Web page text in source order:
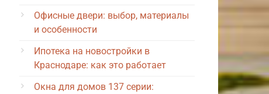
Офисные двери: выбор, материалы
и особенности
Ипотека на новостройки в
Краснодаре: как это работает
Окна для домов 137 серии: